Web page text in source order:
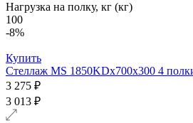
Нагрузка на полку, кг (кг)
100
-8%
Купить
Стеллаж MS 1850KDх700x300 4
3 275 ₽
3 013 ₽